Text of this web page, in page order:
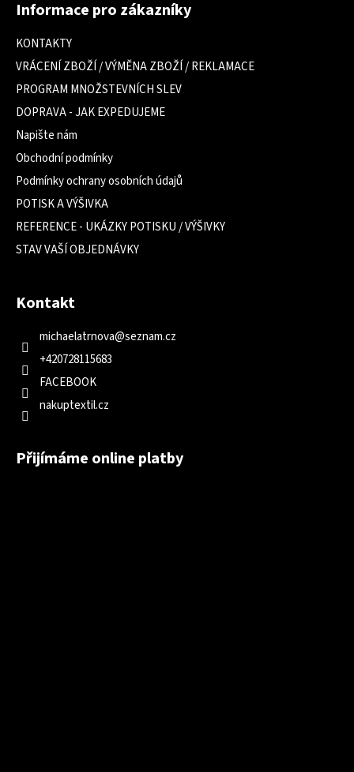
Informace pro zákazníky
KONTAKTY
VRÁCENÍ ZBOŽÍ / VÝMĚNA ZBOŽÍ / REKLAMACE
PROGRAM MNOŽSTEVNÍCH SLEV
DOPRAVA - JAK EXPEDUJEME
Napište nám
Obchodní podmínky
Podmínky ochrany osobních údajů
POTISK A VÝŠIVKA
REFERENCE - UKÁZKY POTISKU / VÝŠIVKY
STAV VAŠÍ OBJEDNÁVKY
Kontakt
michaelatrnova@seznam.cz
+420728115683
FACEBOOK
nakuptextil.cz
Přijímáme online platby